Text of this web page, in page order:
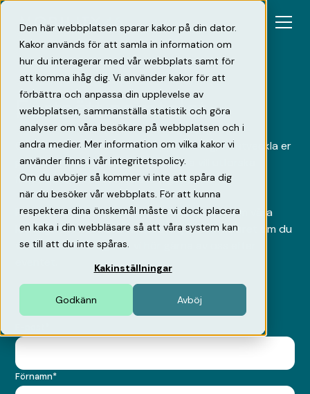
Den här webbplatsen sparar kakor på din dator.
Kakor används för att samla in information om
hur du interagerar med vår webbplats samt för
att komma ihåg dig. Vi använder kakor för att
förbättra och anpassa din upplevelse av
webbplatsen, sammanställa statistik och göra
analyser om våra besökare på webbplatsen och i
andra medier. Mer information om vilka kakor vi
använder finns i vår integritetspolicy.
Om du avböjer så kommer vi inte att spåra dig
när du besöker vår webbplats. För att kunna
respektera dina önskemål måste vi dock placera
en kaka i din webbläsare så att våra system kan
se till att du inte spåras.
Kakinställningar
Godkänn Avböj
Fortsätt samtalet
Oavsett om ni står inför en upphandling, vill utveckla er
parkerings- eller laddaffär eller bara vill utforska
framtidens mobilitet hjälper vi gärna till.
På den här sidan hittar du mer information om våra
lösningar. Varmt välkommen att fylla i formuläret om du
vill fortsätta dialogen - vi hör gärna av oss efter
Förnamn*